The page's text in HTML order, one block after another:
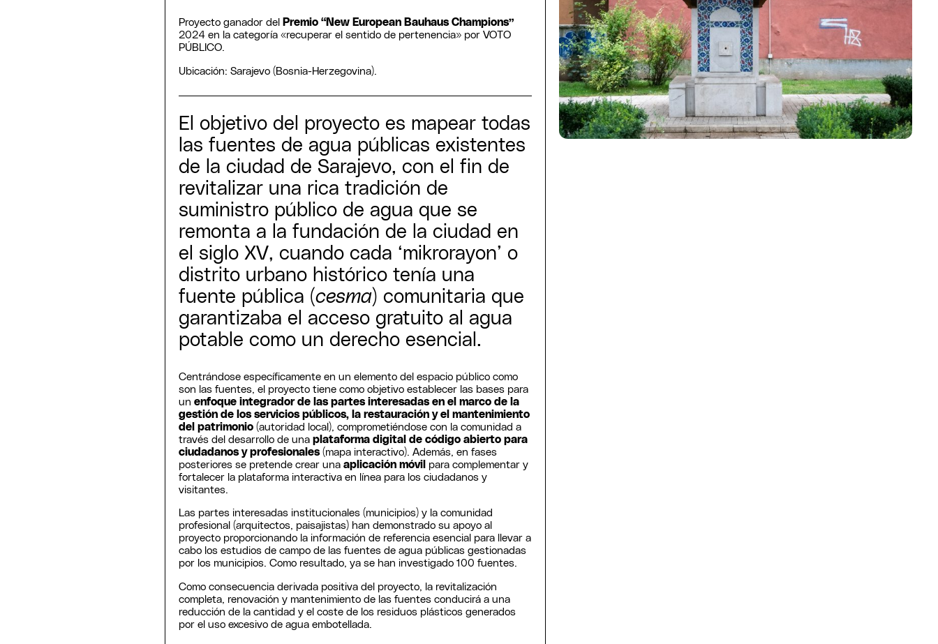
Proyecto ganador del
Premio “New European Bauhaus Champions”
2024 en la categoría «recuperar el sentido de pertenencia» por VOTO
PÚBLICO.
Ubicación: Sarajevo (Bosnia-Herzegovina).
El objetivo del proyecto es mapear todas
las fuentes de agua públicas existentes
de la ciudad de Sarajevo, con el fin de
revitalizar una rica tradición de
suministro público de agua que se
remonta a la fundación de la ciudad en
el siglo XV, cuando cada ‘mikrorayon’ o
distrito urbano histórico tenía una
fuente pública (cesma) comunitaria que
garantizaba el acceso gratuito al agua
potable como un derecho esencial.
Centrándose específicamente en un elemento del espacio público como
son las fuentes, el proyecto tiene como objetivo establecer las bases para
unenfoque integrador de las partes interesadas en el marco de la
gestión de los servicios públicos, la restauración y el mantenimiento
del patrimonio (autoridad local), comprometiéndose con la comunidad a
través del desarrollo de unaplataforma digital de código abierto para
ciudadanos y profesionales(mapa interactivo). Además, en fases
posteriores se pretende crear unaaplicación móvil para complementar y
fortalecer la plataforma interactiva en línea para los ciudadanos y
visitantes.
Las partes interesadas institucionales (municipios) y la comunidad
profesional (arquitectos, paisajistas) han demonstrado su apoyo al
proyecto proporcionando la información de referencia esencial para llevar a
cabo los estudios de campo de las fuentes de agua públicas gestionadas
por los municipios. Como resultado, ya se han investigado 100 fuentes.
Como consecuencia derivada positiva del proyecto, la revitalización
completa, renovación y mantenimiento de las fuentes conducirá a una
reducción de la cantidad y el coste de los residuos plásticos generados
por el uso excesivo de agua embotellada.